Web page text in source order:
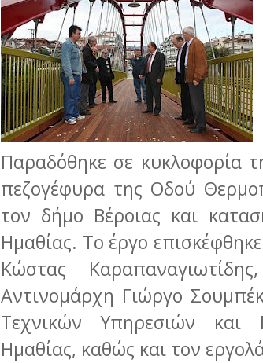
Παραδόθηκε σε κυκλοφορία
πεζογέφυρα της Οδού
τον δήμο Βέροιας και
Ημαθίας. Το έργο
Κώστας
Αντινομάρχη Γιώργο
Τεχνικών Υπηρεσιών και
Ημαθίας, καθώς και τον